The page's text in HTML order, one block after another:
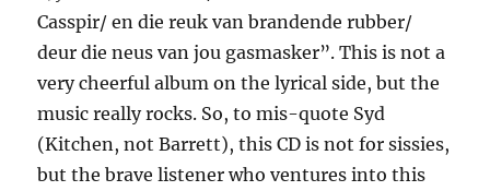
Casspir/ en die reuk van brandende rubber/
deur die neus van jou gasmasker”. This is not a
very cheerful album on the lyrical side, but the
music really rocks. So, to mis-quote Syd
(Kitchen, not Barrett), this CD is not for sissies,
but the brave listener who ventures into this